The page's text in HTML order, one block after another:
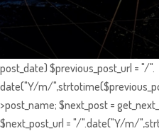
post_date) $previous_post_url = "/".
date("Y/m/
>post_name; $next_post =
$next_post_url = "/".date("Y/m/